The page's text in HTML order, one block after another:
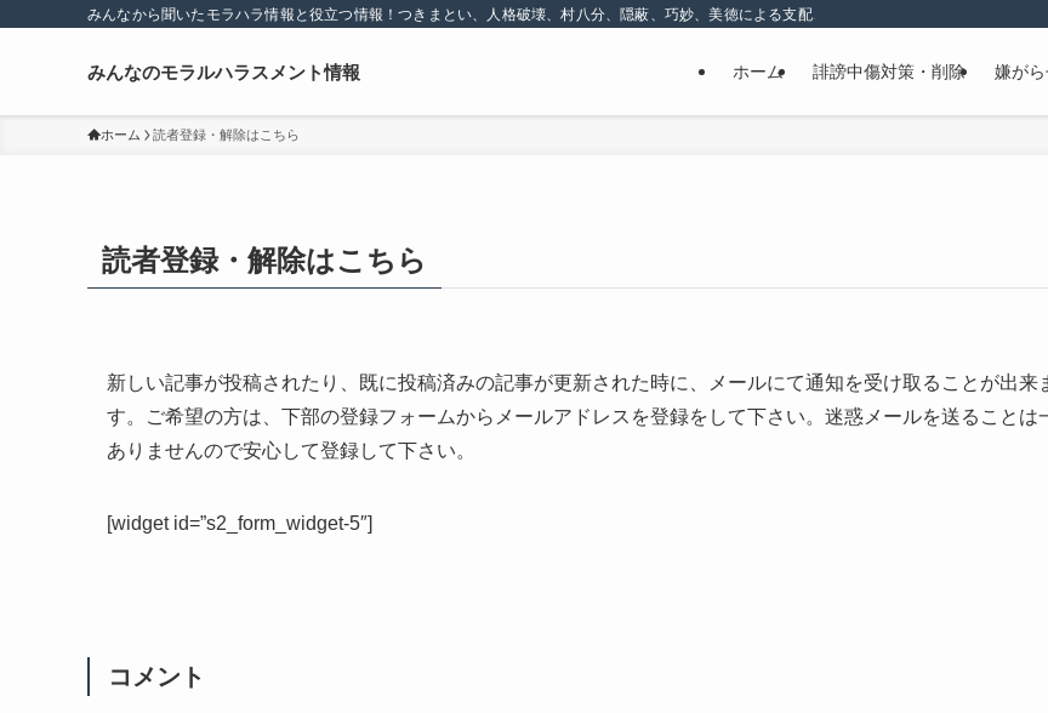
みんなから聞いたモラハラ情報と役立つ情報！つきまとい、人格破壊、村八分、隠蔽、巧妙、美徳による支配、精神的な嫌がらせ
みんなのモラルハラスメント情報 ホーム 誹謗中傷対策・削除 嫌が
ホーム 読者登録・解除はこちら
読者登録・解除はこちら
新しい記事が投稿されたり、既に投稿済みの記事が更新された時に、メールにて通知を受け取ることが出来
す。ご希望の方は、下部の登録フォームからメールアドレスを登録をして下さい。迷惑メールを送ることは
ありませんので安心して登録して下さい。
[widget id=”s2_form_widget-5″]
コメント